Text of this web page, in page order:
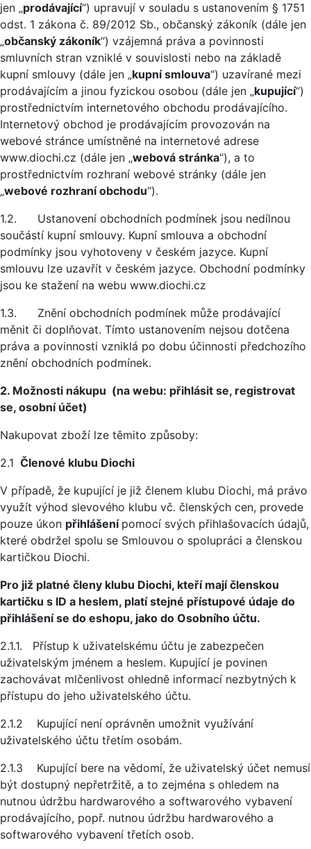
jen „prodávající“) upravují v souladu s ustanovením § 1751
odst. 1 zákona č. 89/2012 Sb., občanský zákoník (dále jen
„občanský zákoník“) vzájemná práva a povinnosti
smluvních stran vzniklé v souvislosti nebo na základě
kupní smlouvy (dále jen „kupní smlouva“) uzavírané mezi
prodávajícím a jinou fyzickou osobou (dále jen „kupující“)
prostřednictvím internetového obchodu prodávajícího.
Internetový obchod je prodávajícím provozován na
webové stránce umístněné na internetové adrese
www.diochi.cz (dále jen „webová stránka“), a to
prostřednictvím rozhraní webové stránky (dále jen
„webové rozhraní obchodu“).
1.2. Ustanovení obchodních podmínek jsou nedílnou
součástí kupní smlouvy. Kupní smlouva a obchodní
podmínky jsou vyhotoveny v českém jazyce. Kupní
smlouvu lze uzavřít v českém jazyce. Obchodní podmínky
jsou ke stažení na webu www.diochi.cz
1.3. Znění obchodních podmínek může prodávající
měnit či doplňovat. Tímto ustanovením nejsou dotčena
práva a povinnosti vzniklá po dobu účinnosti předchozího
znění obchodních podmínek.
2. Možnosti nákupu (na webu: přihlásit se, registrovat
se, osobní účet)
Nakupovat zboží lze těmito způsoby:
2.1 Členové klubu Diochi
V případě, že kupující je již členem klubu Diochi, má právo
využít výhod slevového klubu vč. členských cen, provede
pouze úkon přihlášení pomocí svých přihlašovacích údajů,
které obdržel spolu se Smlouvou o spolupráci a členskou
kartičkou Diochi.
Pro již platné členy klubu Diochi, kteří mají členskou
kartičku s ID a heslem, platí stejné přístupové údaje do
přihlášení se do eshopu, jako do Osobního účtu.
2.1.1. Přístup k uživatelskému účtu je zabezpečen
uživatelským jménem a heslem. Kupující je povinen
zachovávat mlčenlivost ohledně informací nezbytných k
přístupu do jeho uživatelského účtu.
2.1.2 Kupující není oprávněn umožnit využívání
uživatelského účtu třetím osobám.
2.1.3 Kupující bere na vědomí, že uživatelský účet nemusí
být dostupný nepřetržitě, a to zejména s ohledem na
nutnou údržbu hardwarového a softwarového vybavení
prodávajícího, popř. nutnou údržbu hardwarového a
softwarového vybavení třetích osob.